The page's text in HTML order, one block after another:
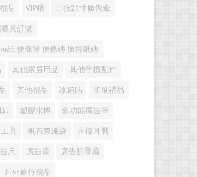
品 VIP咭 三折21寸廣告傘
具訂做
紙 便條簿 便條磚 廣告紙磚
其他家居用品 其他手機配件
其他禮品 冰箱貼 印刷禮品
塑膠水樽 多功能廣告筆
工具 帆布束繩袋 座檯月曆
尺 廣告扇 廣告折疊扇
戶外旅行禮品